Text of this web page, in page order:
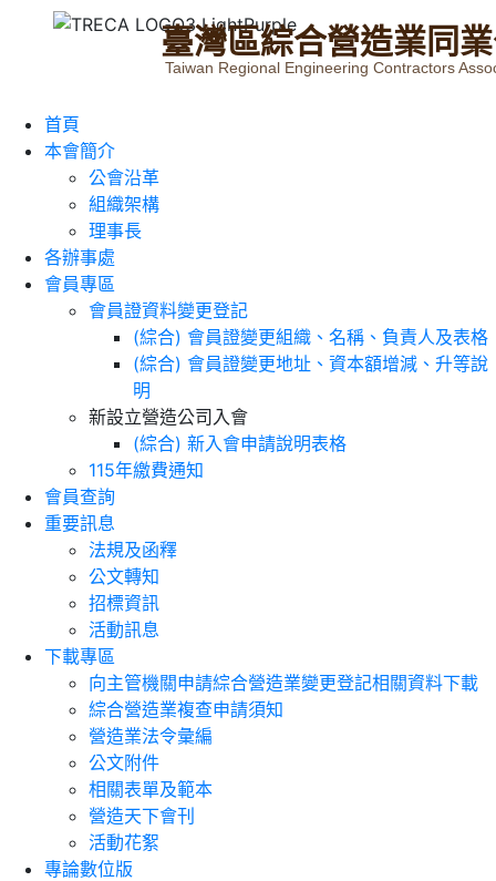
臺灣區綜合營造業同業
Taiwan Regional Engineering Contractors
首頁
本會簡介
公會沿革
組織架構
理事長
各辦事處
會員專區
會員證資料變更登記
(綜合) 會員證變更組織、名稱、負責人及表格
(綜合) 會員證變更地址、資本額增減、升等說
明
新設立營造公司入會
(綜合) 新入會申請說明表格
115年繳費通知
會員查詢
重要訊息
法規及函釋
公文轉知
招標資訊
活動訊息
下載專區
向主管機關申請綜合營造業變更登記相關資料下載
綜合營造業複查申請須知
營造業法令彙編
公文附件
相關表單及範本
營造天下會刊
活動花絮
專論數位版